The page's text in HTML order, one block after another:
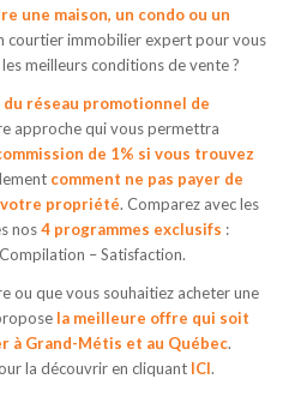
une maison, un condo ou un
courtier immobilier expert pour vous
meilleurs conditions de vente ?
réseau promotionnel de
approche qui vous permettra
de 1% si vous trouvez
comment ne pas payer de
votre propriété. Comparez avec les
nos4 programmes exclusifs :
– Satisfaction.
ou que vous souhaitiez acheter une
la meilleure offre qui soit
à Grand-Métis et au Québec.
la découvrir en cliquant ICI.